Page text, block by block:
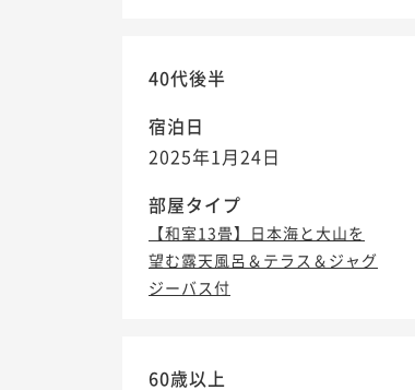
40代後半
宿泊日
2025年1月24日
部屋タイプ
【和室13畳】日本海と大山を
望む露天風呂＆テラス＆ジャグ
ジーバス付
60歳以上